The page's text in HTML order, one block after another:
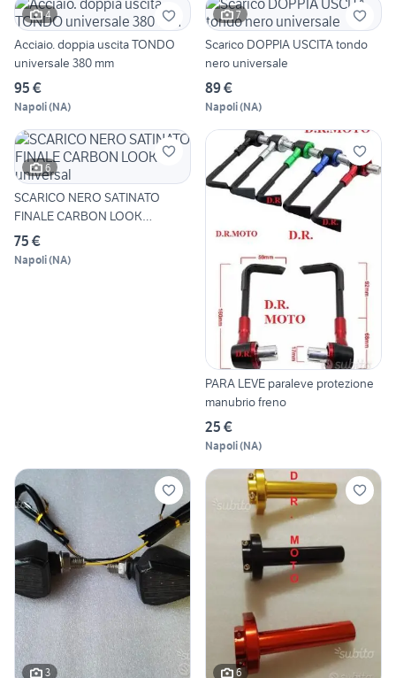
4
Acciaio. doppia uscita TONDO
universale 380 mm
95 €
Napoli(NA)
7
Scarico DOPPIA USCITA tondo
nero universale
89 €
Napoli(NA)
6
SCARICO NERO SATINATO
FINALE CARBON LOOK
universal
75 €
Napoli(NA)
PARA LEVE paraleve protezione
manubrio freno
25 €
Napoli(NA)
3 6